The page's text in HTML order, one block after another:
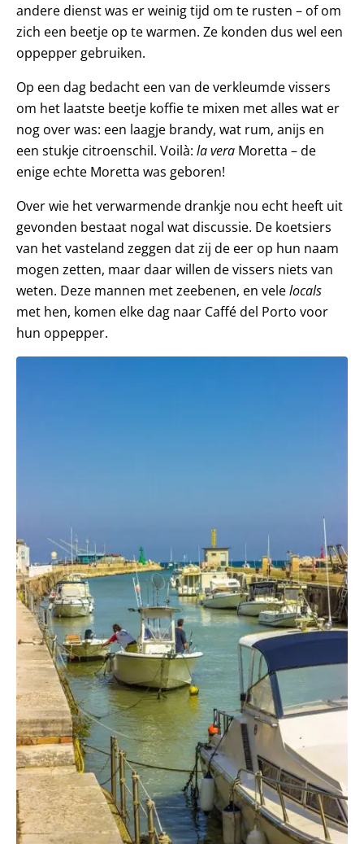
andere dienst was er weinig tijd om te rusten – of om
zich een beetje op te warmen. Ze konden dus wel een
oppepper gebruiken.
Op een dag bedacht een van de verkleumde vissers
om het laatste beetje koffie te mixen met alles wat er
nog over was: een laagje brandy, wat rum, anijs en
een stukje citroenschil. Voilà: la vera Moretta – de
enige echte Moretta was geboren!
Over wie het verwarmende drankje nou echt heeft uit
gevonden bestaat nogal wat discussie. De koetsiers
van het vasteland zeggen dat zij de eer op hun naam
mogen zetten, maar daar willen de vissers niets van
weten. Deze mannen met zeebenen, en velelocals
met hen, komen elke dag naar Caffé del Porto voor
hun oppepper.